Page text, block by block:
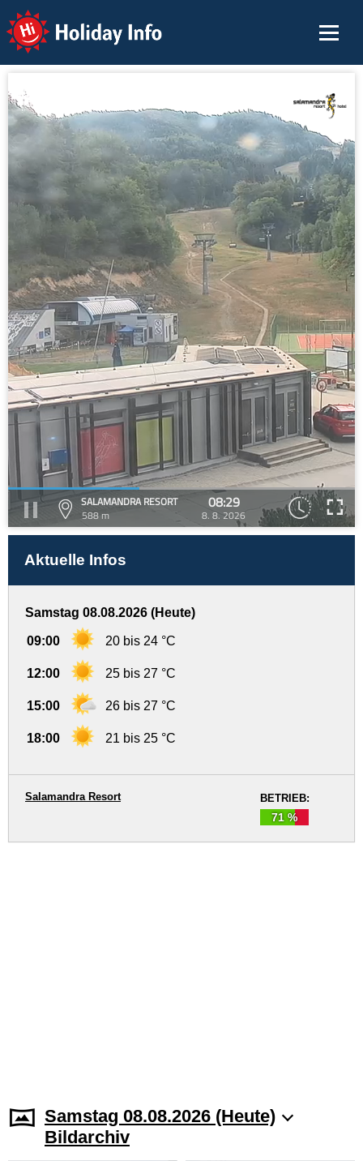
Holiday Info
SALAMANDRA RESORT
588 m
08:29
8. 8. 2026
Aktuelle Infos
Samstag 08.08.2026 (Heute)
09:00 20 bis 24 °C
12:00 25 bis 27 °C
15:00 26 bis 27 °C
18:00 21 bis 25 °C
BETRIEB:
71 %
Salamandra Resort
Samstag 08.08.2026 (Heute)
Bildarchiv